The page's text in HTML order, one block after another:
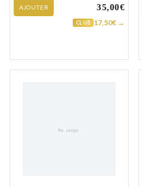
AJOUTER 35,00€
CLUB 17,50€ →